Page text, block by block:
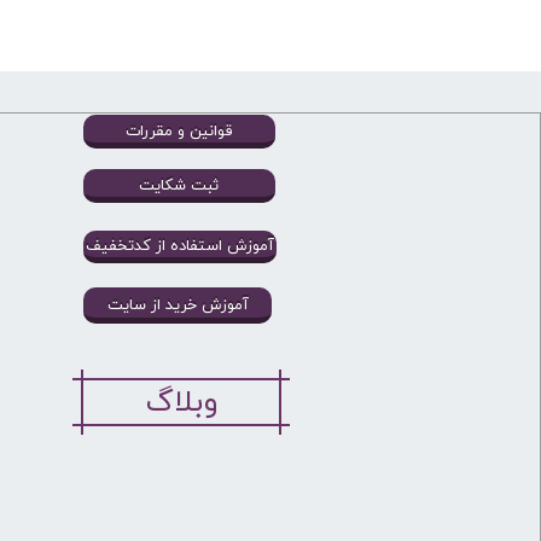
قوانین و مقررات
ثبت شکایت
آموزش خرید از سایت
آموزش استفاده از کدتخفیف
وبلاگ